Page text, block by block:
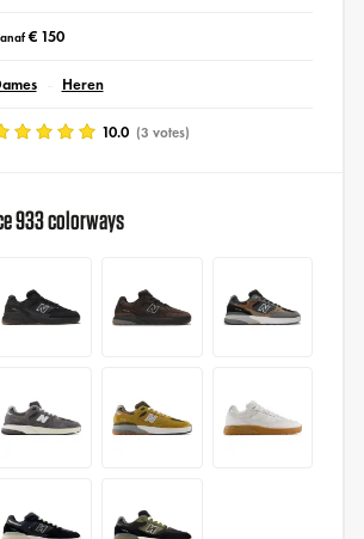
€ 150
Heren
10.0 (3 votes)
933 colorways